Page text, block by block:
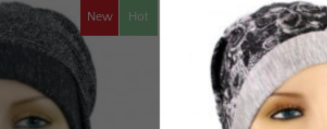
New Hot